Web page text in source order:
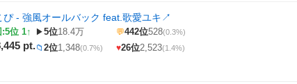
ぴ - 強風オールバック feat.歌愛ユキ↗
位 1↑
pt.
▶5位18.4万 💬442位528(0.3%)
📁 2位1,348(0.7%) ♥26位2,523(1.4%)